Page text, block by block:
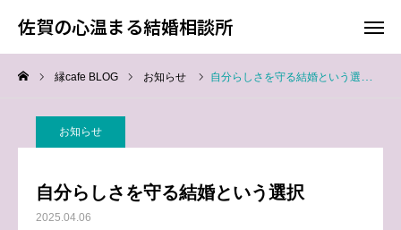
佐賀の心温まる結婚相談所
縁cafe BLOG お知らせ 自分らしさを守る結婚という選択
お知らせ
自分らしさを守る結婚という選択
2025.04.06
佐賀の心温まる結婚相談所
料金
TOP